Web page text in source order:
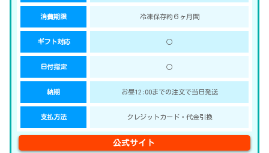
消費期限 冷凍保存約６ヶ月間
ギフト対応 ○
日付指定 ○
納期 お昼12:00までの注文で当日発送
支払方法 クレジットカード・代金引換
公式サイト